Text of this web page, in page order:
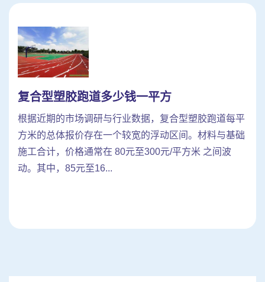
复合型塑胶跑道多少钱一平方
根据近期的市场调研与行业数据，复合型塑胶跑道每平
方米的总体报价存在一个较宽的浮动区间。材料与基础
施工合计，价格通常在 80元至300元/平方米 之间波
动。其中，85元至16...